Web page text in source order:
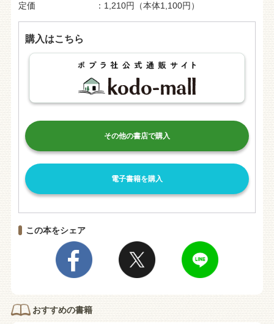
定価
1,210円（本体1,100円）
購入はこちら
その他の書店で購入
電子書籍を購入
この本をシェア
おすすめの書籍